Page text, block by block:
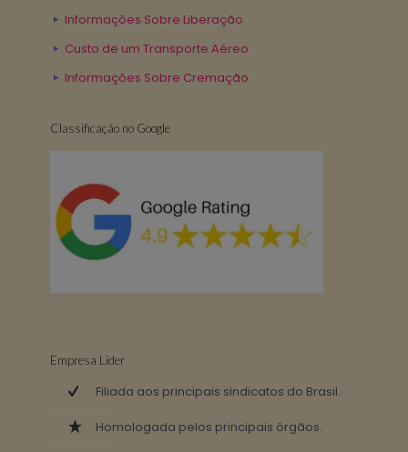
Informações Sobre Liberação
Custo de um Transporte Aéreo
Informações Sobre Cremação
Classificação no Google
Empresa Lider
Filiada aos principais sindicatos do Brasil.
Homologada pelos principais órgãos.